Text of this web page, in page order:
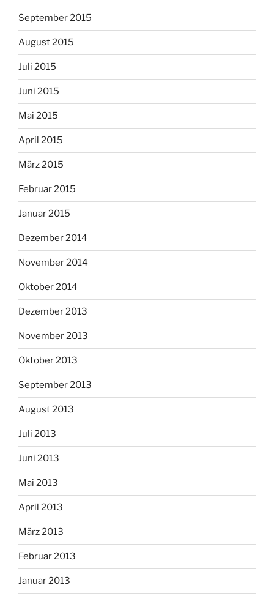
September 2015
August 2015
Juli 2015
Juni 2015
Mai 2015
April 2015
März 2015
Februar 2015
Januar 2015
Dezember 2014
November 2014
Oktober 2014
Dezember 2013
November 2013
Oktober 2013
September 2013
August 2013
Juli 2013
Juni 2013
Mai 2013
April 2013
März 2013
Februar 2013
Januar 2013